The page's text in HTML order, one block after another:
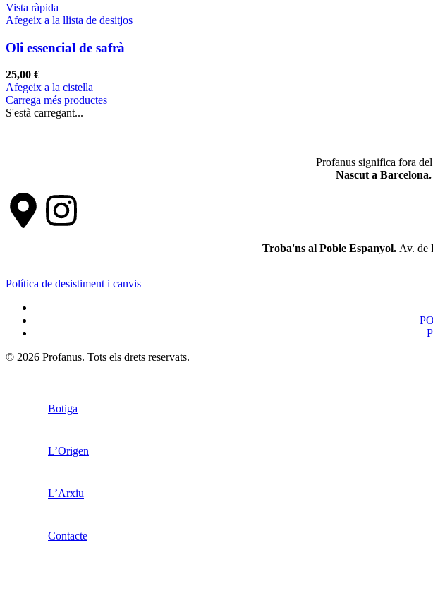
Vista ràpida
Afegeix a la llista de desitjos
Oli essencial de safrà
25,00 €
Afegeix a la cistella
Carrega més productes
S'està carregant...
Profanus significa fora
Nascut a
Troba'ns al Poble Espanyol. Av. de
Política de desistiment i canvis
© 2026 Profanus. Tots els drets reservats.
Botiga
L’Origen
L’Arxiu
Contacte